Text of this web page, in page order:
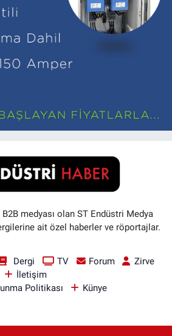
medyası olan ST Endüstri Medya
ait özel haberler ve röportajlar.
Dergi TV Forum
Zirve
İletişim
Politikası
Künye